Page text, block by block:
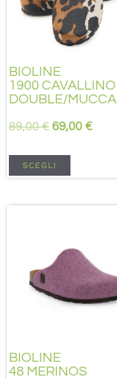
BIOLINE
1900 CAVALLINO
DOUBLE/MUCCA
89,00€ 69,00 €
SCEGLI
BIOLINE
48 MERINOS